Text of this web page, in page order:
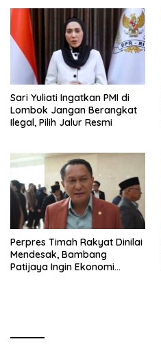
Sari Yuliati Ingatkan PMI di
Lombok Jangan Berangkat
Ilegal, Pilih Jalur Resmi
Perpres Timah Rakyat Dinilai
Mendesak, Bambang
Patijaya Ingin Ekonomi